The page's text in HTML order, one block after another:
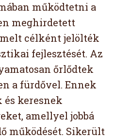
működtetni a
meghirdetett
célként jelölték
fejlesztését. Az
őrlődtek
a fürdővel. Ennek
és keresnek
amellyel jobbá
működését. Sikerült